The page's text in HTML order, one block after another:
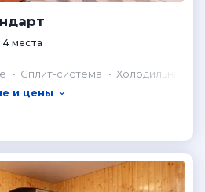
4 места
Сплит-система
Холодильник в
и цены